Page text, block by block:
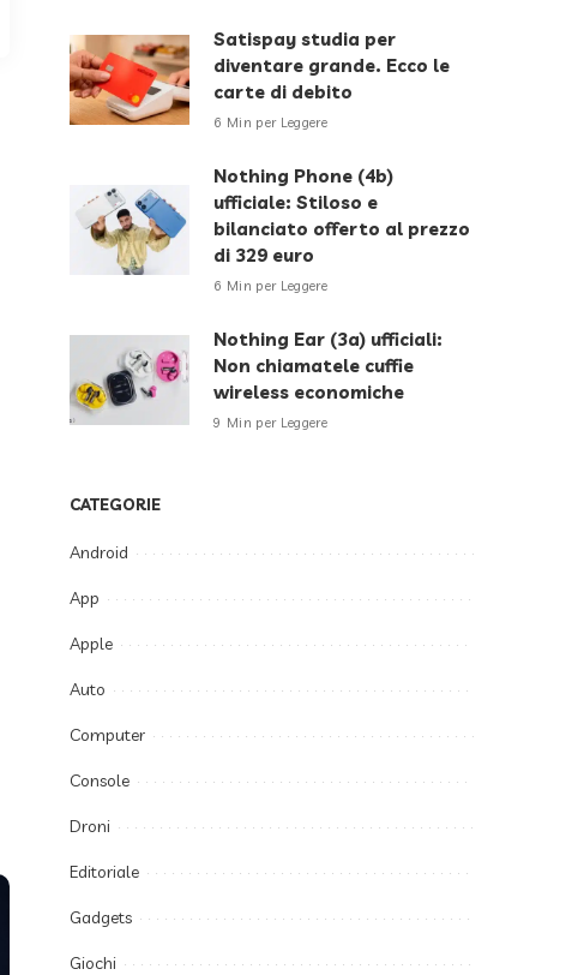
Satispay studia per
diventare grande. Ecco le
carte di debito
6 Min per Leggere
Nothing Phone (4b)
ufficiale: Stiloso e
bilanciato offerto al prezzo
di 329 euro
6 Min per Leggere
Nothing Ear (3a) ufficiali:
Non chiamatele cuffie
wireless economiche
9 Min per Leggere
CATEGORIE
Android
App
Apple
Auto
Computer
Console
Droni
Editoriale
Gadgets
Giochi